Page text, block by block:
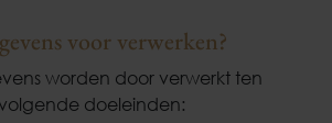
voor verwerken?
worden door verwerkt ten
doeleinden: